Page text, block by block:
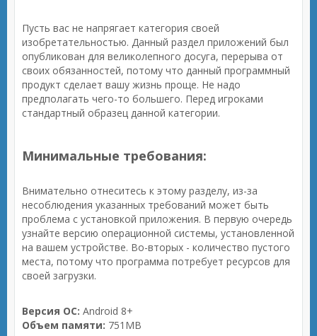
Пусть вас не напрягает категория своей
изобретательностью. Данный раздел приложений был
опубликован для великолепного досуга, перерыва от
своих обязанностей, потому что данный программный
продукт сделает вашу жизнь проще. Не надо
предполагать чего-то большего. Перед игроками
стандартный образец данной категории.
Минимальные требования:
Внимательно отнеситесь к этому разделу, из-за
несоблюдения указанных требований может быть
проблема с установкой приложения. В первую очередь
узнайте версию операционной системы, установленной
на вашем устройстве. Во-вторых - количество пустого
места, потому что программа потребует ресурсов для
своей загрузки.
Версия ОС: Android 8+
Объем памяти: 751MB